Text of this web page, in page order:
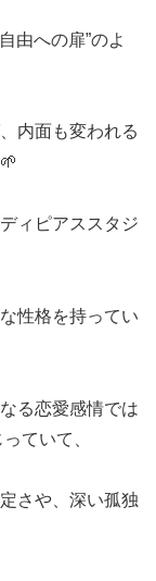
由への扉”のよ
内面も変われる
ィピアススタジ
性格を持ってい
る恋愛感情では
ていて、
さや、深い孤独